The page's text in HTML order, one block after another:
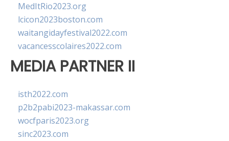
MedItRio2023.org
lcicon2023boston.com
waitangidayfestival2022.com
vacancesscolaires2022.com
MEDIA PARTNER II
isth2022.com
p2b2pabi2023-makassar.com
wocfparis2023.org
sinc2023.com